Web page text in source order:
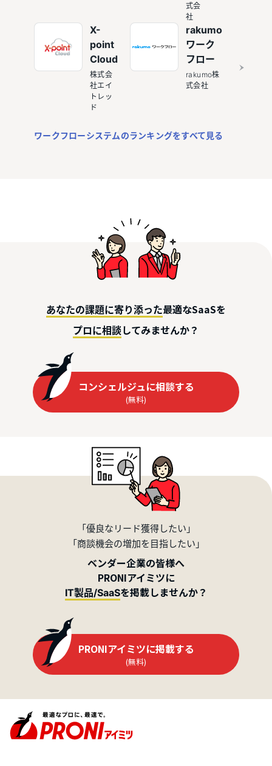
式会
社
X-
point
Cloud
株式会
社エイ
トレッ
ド
rakumo
ワーク
フロー
rakumo株
式会社
ワークフローシステムのランキングをすべて見る
あなたの課題に寄り添った最適なSaaSを
プロに相談してみませんか？
コンシェルジュに相談する
(無料)
「優良なリード獲得したい」
「商談機会の増加を目指したい」
ベンダー企業の皆様へ
PRONIアイミツに
IT製品/SaaSを掲載しませんか？
PRONIアイミツに掲載する
(無料)